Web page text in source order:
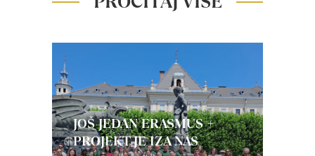
JOŠ JEDAN ERASMUS +
PROJEKT JE IZA NAS